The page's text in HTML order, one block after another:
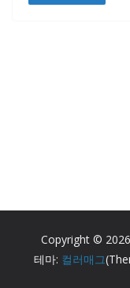
Copyright © 2026
테마: 컬러매그